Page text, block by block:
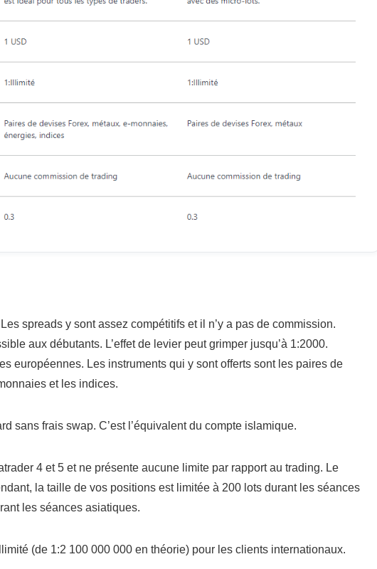
spreads y sont assez compétitifs et il n’y a pas de commission.
aux débutants. L’effet de levier peut grimper jusqu’à 1:2000.
européennes. Les instruments qui y sont offerts sont les paires de
et les indices.
sans frais swap. C’est l’équivalent du compte islamique.
4 et 5 et ne présente aucune limite par rapport au trading. Le
la taille de vos positions est limitée à 200 lots durant les séances
les séances asiatiques.
(de 1:2 100 000 000 en théorie) pour les clients internationaux.